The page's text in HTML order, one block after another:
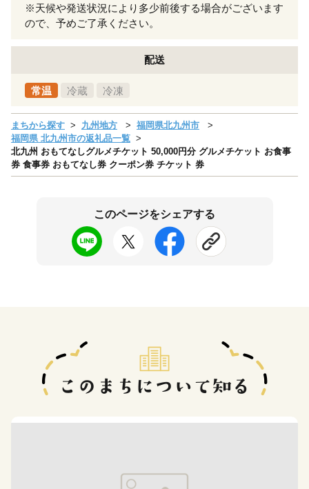
※天候や発送状況により多少前後する場合がございます
ので、予めご了承ください。
配送
常温 冷蔵 冷凍
まちから探す 九州地方
福岡県北九州市
福岡県 北九州市の返礼品一覧
北九州 おもてなしグルメチケット 50,000円分 グルメチケット お食事
券 食事券 おもてなし券 クーポン券 チケット 券
このページをシェアする